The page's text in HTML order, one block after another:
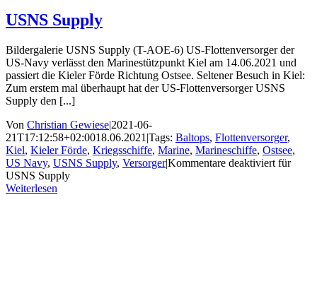
USNS Supply
Bildergalerie USNS Supply (T-AOE-6) US-Flottenversorger der
US-Navy verlässt den Marinestützpunkt Kiel am 14.06.2021 und
passiert die Kieler Förde Richtung Ostsee. Seltener Besuch in Kiel:
Zum erstem mal überhaupt hat der US-Flottenversorger USNS
Supply den [...]
Von Christian Gewiese|2021-06-
21T17:12:58+02:0018.06.2021 |Tags: Baltops, Flottenversorger,
Kiel, Kieler Förde, Kriegsschiffe, Marine, Marineschiffe, Ostsee,
US Navy, USNS Supply, Versorger|Kommentare deaktiviert für
USNS Supply
Weiterlesen